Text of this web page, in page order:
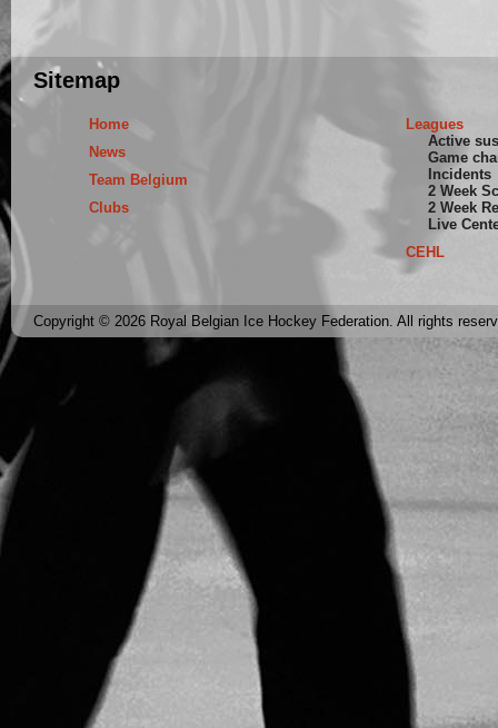
Sitemap
Home
News
Team Belgium
Clubs
Leagues
Active
Game
Incidents
2 Week
2 Week
Live
CEHL
Copyright © 2026 Royal Belgian Ice Hockey Federation. All rights